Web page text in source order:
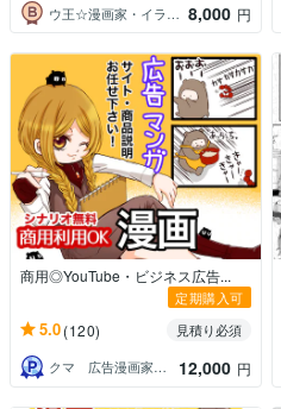
ウ王☆漫画家・イラストレーター☆
8,000 円
商用◎YouTube・ビジネス広告...
定期購入可
5.0(120)
見積り必須
クマ 広告漫画家・PRO認定
12,000 円